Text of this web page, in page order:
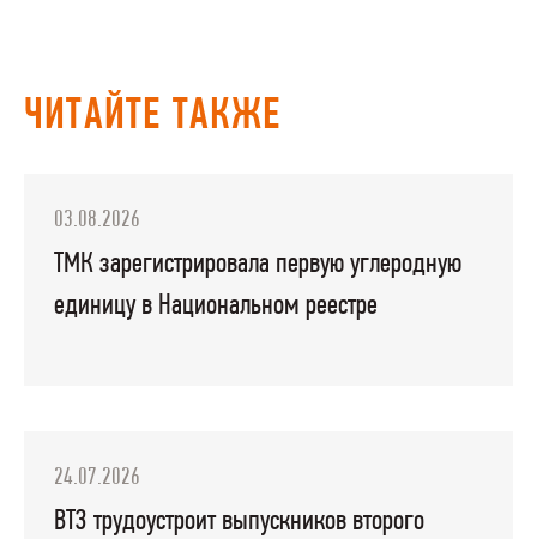
ЧИТАЙТЕ ТАКЖЕ
03.08.2026
ТМК зарегистрировала первую углеродную
единицу в Национальном реестре
24.07.2026
ВТЗ трудоустроит выпускников второго